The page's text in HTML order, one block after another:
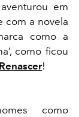
em
com a novela
como a
como ficou
Renascer!
como